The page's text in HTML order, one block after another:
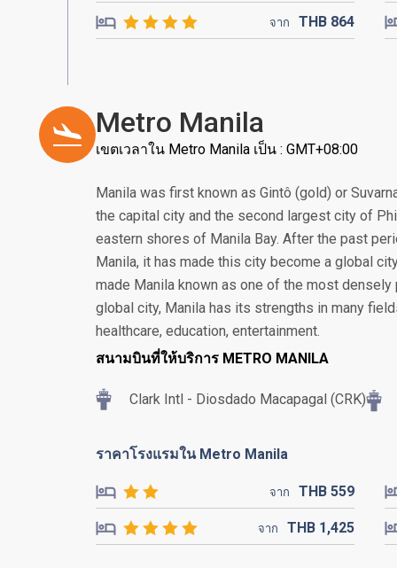
จาก THB 864
Metro Manila
เขตเวลาใน Metro Manila เป็น : GMT+08:00
Manila was first known as Gintô (gold) or
the capital city and the second largest city of
eastern shores of Manila Bay. After the past
Manila, it has made this city become a global
made Manila known as one of the most
global city, Manila has its strengths in many
healthcare, education, entertainment.
สนามบินที่ให้บริการ METRO MANILA
Clark Intl - Diosdado Macapagal (CRK)
ราคาโรงแรมใน Metro Manila
จาก THB 559
จาก THB 1,425